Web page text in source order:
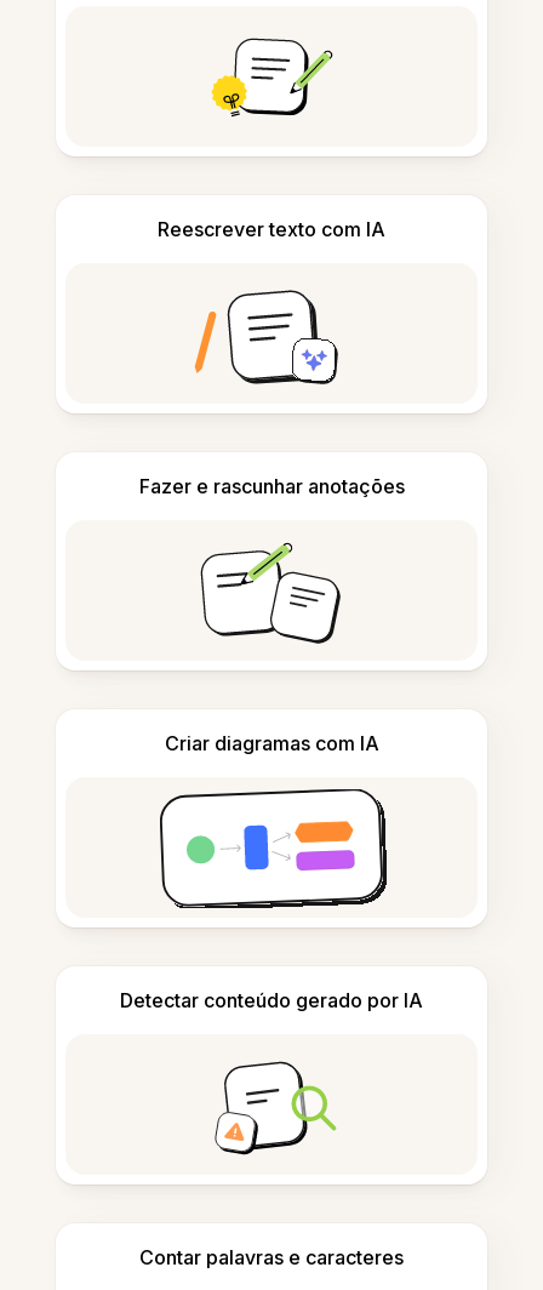
Reescrever texto com IA
Fazer e rascunhar anotações
Criar diagramas com IA
Detectar conteúdo gerado por IA
Contar palavras e caracteres